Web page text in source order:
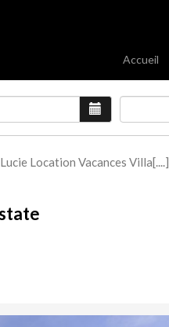
Accueil
Location Vacances Villa[....]